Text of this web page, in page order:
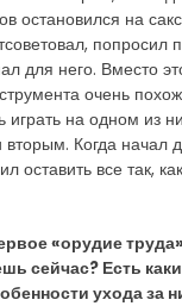
остановился на
попросил
для него. Вместо
очень
играть на одном из
Когда начал
оставить все так,
«орудие
сейчас? Есть
ухода за